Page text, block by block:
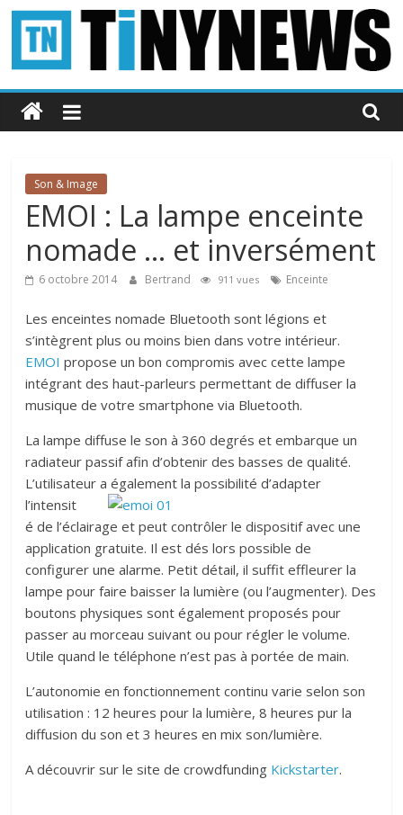
Passer
contenu
Tinynews
Le
belge
connecté
Son & Image
EMOI : La lampe enceinte
nomade … et inversément
6 octobre 2014 Bertrand 911 vues Enceinte
Les enceintes nomade Bluetooth sont légions et
s’intègrent plus ou moins bien dans votre intérieur.
EMOI propose un bon compromis avec cette lampe
intégrant des haut-parleurs permettant de diffuser la
musique de votre smartphone via Bluetooth.
La lampe diffuse le son à 360 degrés et embarque un
radiateur passif afin d’obtenir des basses de qualité.
L’utilisateur a également la possibilité d’adapter
l’intensit
é de l’éclairage et peut contrôler le dispositif avec une
application gratuite. Il est dés lors possible de
configurer une alarme. Petit détail, il suffit effleurer la
lampe pour faire baisser la lumière (ou l’augmenter). Des
boutons physiques sont également proposés pour
passer au morceau suivant ou pour régler le volume.
Utile quand le téléphone n’est pas à portée de main.
L’autonomie en fonctionnement continu varie selon son
utilisation : 12 heures pour la lumière, 8 heures pur la
diffusion du son et 3 heures en mix son/lumière.
A découvrir sur le site de crowdfunding Kickstarter.